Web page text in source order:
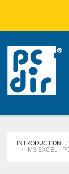
INTRODUCTION
MS EXCEL -